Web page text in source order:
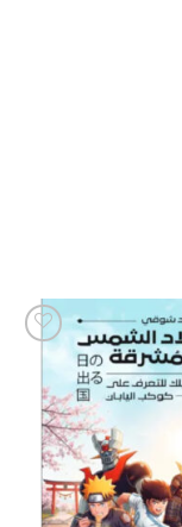
إضافة
قائمة
الرغبات